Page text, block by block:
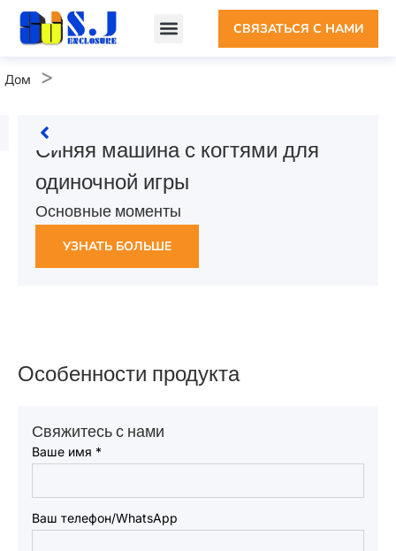
СВЯЗАТЬСЯ С НАМИ
Дом >
Синяя машина с когтями для
одиночной игры
Основные моменты
УЗНАТЬ БОЛЬШЕ
Особенности продукта
Свяжитесь с нами
Ваше имя *
Ваш телефон/WhatsApp